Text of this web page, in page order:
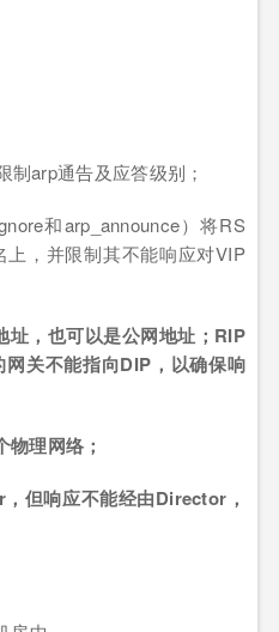
arp通告及应答级别；
和arp_announce）将RS
上，并限制其不能响应对VIP
，也可以是公网地址；RIP
关不能指向DIP，以确保响
理网络；
但响应不能经由Director，